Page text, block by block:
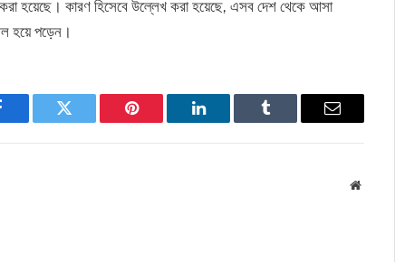
করা হয়েছে। কারণ হিসেবে উল্লেখ করা হয়েছে, এসব দেশ থেকে আসা
হয়ে পড়েন।
Twitter Pinterest LinkedIn Tumblr Email
Website